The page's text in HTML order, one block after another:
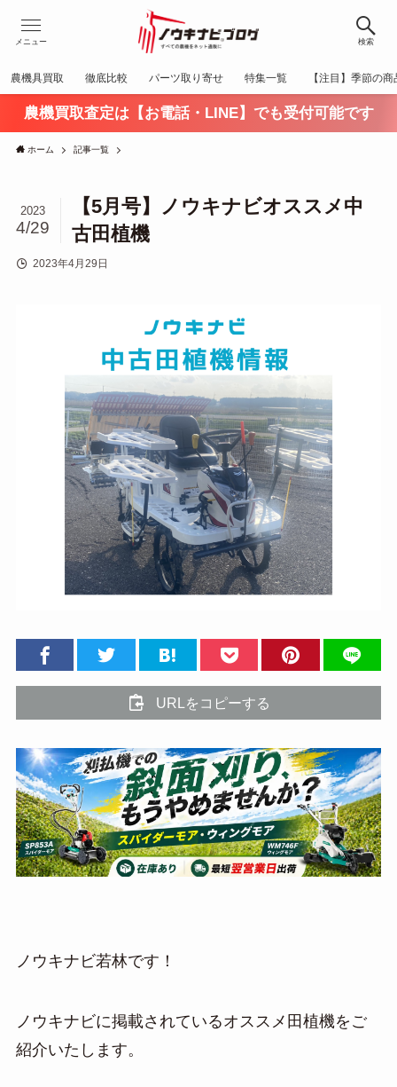
検索
メニュー
農機具買取 徹底比較 パーツ取り寄せ 特集一覧 【注目】季節の商
農機買取査定は【お電話・LINE】でも受付可能です
ホーム 記事一覧
【5月号】ノウキナビオススメ中
古田植機
2023
4/29
2023年4月29日
URLをコピーする
ノウキナビ若林です！
ノウキナビに掲載されているオススメ田植機をご
紹介いたします。